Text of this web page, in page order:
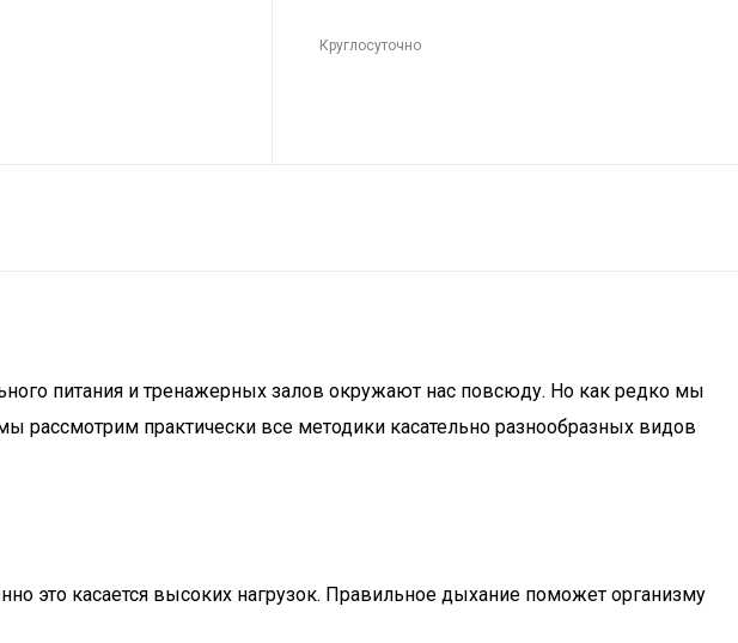
Круглосуточно
питания и тренажерных залов окружают нас повсюду. Но как редко мы
практически все методики касательно разнообразных видов
это касается высоких нагрузок. Правильное дыхание поможет организму